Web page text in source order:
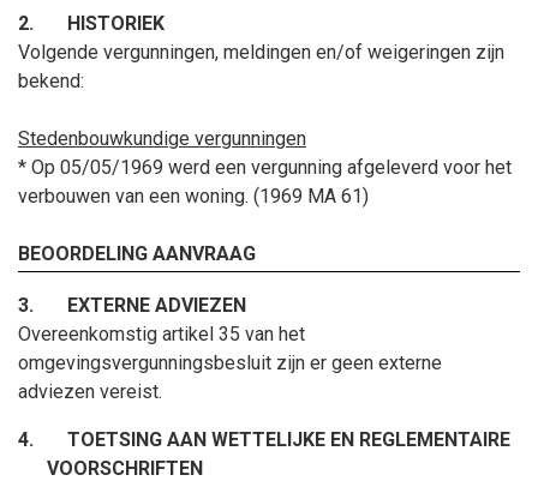
2.
HISTORIEK
Volgende vergunningen, meldingen en/of weigeringen zijn
bekend:
Stedenbouwkundige vergunningen
* Op 05/05/1969 werd een vergunning afgeleverd voor het
verbouwen van een woning. (1969 MA 61)
BEOORDELING AANVRAAG
3.
EXTERNE ADVIEZEN
Overeenkomstig artikel 35 van het
omgevingsvergunningsbesluit zijn er geen externe
adviezen vereist.
4.
TOETSING AAN WETTELIJKE EN REGLEMENTAIRE
VOORSCHRIFTEN